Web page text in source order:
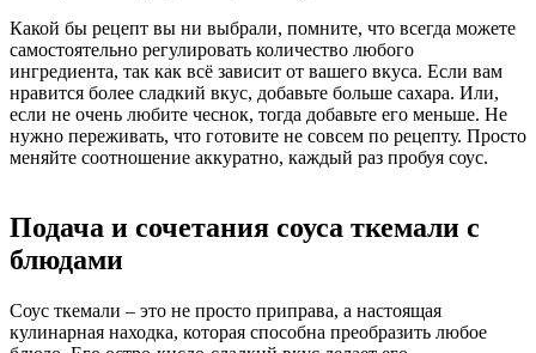
Какой бы рецепт вы ни выбрали, помните, что всегда можете
самостоятельно регулировать количество любого
ингредиента, так как всё зависит от вашего вкуса. Если вам
нравится более сладкий вкус, добавьте больше сахара. Или,
если не очень любите чеснок, тогда добавьте его меньше. Не
нужно переживать, что готовите не совсем по рецепту. Просто
меняйте соотношение аккуратно, каждый раз пробуя соус.
Подача и сочетания соуса ткемали с
блюдами
Соус ткемали – это не просто приправа, а настоящая
кулинарная находка, которая способна преобразить любое